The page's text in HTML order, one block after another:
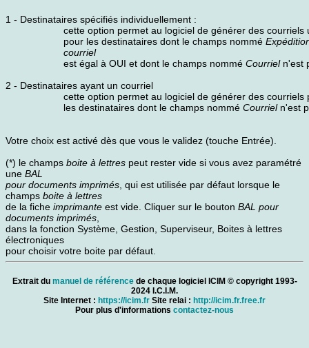
1 - Destinataires spécifiés individuellement :
cette option permet au logiciel de générer des courriels
pour les destinataires dont le champs nommé
courriel
est égal à OUI et dont le champs nommé Courrieln'est
2 - Destinataires ayant un courriel
cette option permet au logiciel de générer des courriels
les destinataires dont le champs nommé Courrieln'est
Votre choix est activé dès que vous le validez (touche Entrée).
(*) le champs boite à lettres peut rester vide si vous avez paramétré
une BAL
pour documents imprimés , qui est utilisée par défaut lorsque le
champs boite à lettres
de la fiche imprimante est vide. Cliquer sur le bouton BAL pour
documents imprimés
dans la fonction Système, Gestion, Superviseur, Boites à lettres
électroniques
pour choisir votre boite par défaut.
Extrait du manuel de référencede chaque logiciel ICIM © copyright 1993-
2024 I.C.I.M.
Site Internet : https://icim.fr Site relai : http://icim.fr.free.fr
Pour plus d'informations contactez-nous